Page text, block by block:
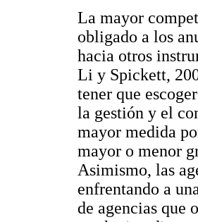
La mayor
obligado a los
hacia otros
Li y Spickett,
tener que
la gestión y el
mayor medida
mayor o menor
Asimismo, las
enfrentando a
de agencias que